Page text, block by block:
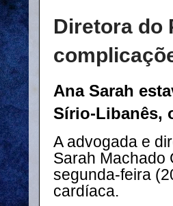
Diretora do
Ana Sarah
Sírio-Libanês,
A advogada e
Sarah Machado
segunda-feira
cardíaca.